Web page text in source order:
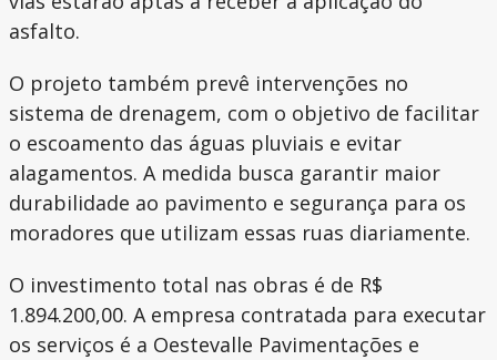
asfalto.
O projeto também prevê intervenções no
sistema de drenagem, com o objetivo de facilitar
o escoamento das águas pluviais e evitar
alagamentos. A medida busca garantir maior
durabilidade ao pavimento e segurança para os
moradores que utilizam essas ruas diariamente.
O investimento total nas obras é de R$
1.894.200,00. A empresa contratada para executar
os serviços é a Oestevalle Pavimentações e